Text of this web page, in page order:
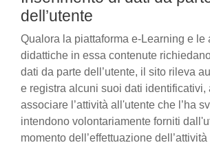
dell’utente
Qualora la piattaforma e-Learning e le
didattiche in essa contenute
dati da parte dell’utente, il sito rileva
e registra alcuni suoi dati identificativi,
associare l’attività all'utente che l’ha
intendono volontariamente forniti
momento dell’effettuazione dell’attività